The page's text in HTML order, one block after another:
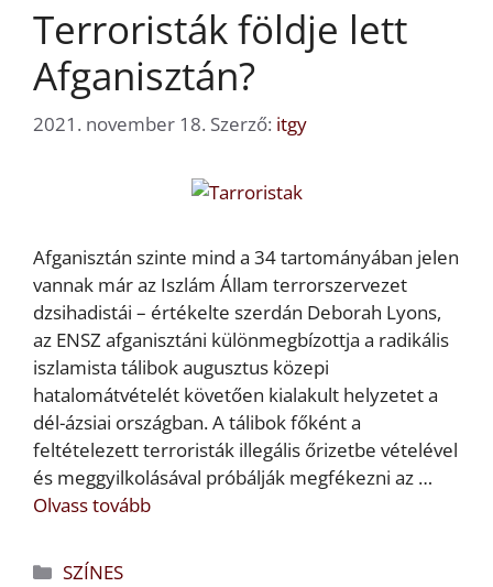
Terroristák földje lett
Afganisztán?
2021. november 18. Szerző: itgy
Afganisztán szinte mind a 34 tartományában jelen
vannak már az Iszlám Állam terrorszervezet
dzsihadistái – értékelte szerdán Deborah Lyons,
az ENSZ afganisztáni különmegbízottja a radikális
iszlamista tálibok augusztus közepi
hatalomátvételét követően kialakult helyzetet a
dél-ázsiai országban. A tálibok főként a
feltételezett terroristák illegális őrizetbe vételével
és meggyilkolásával próbálják megfékezni az …
Olvass tovább
Kategória
SZÍNES